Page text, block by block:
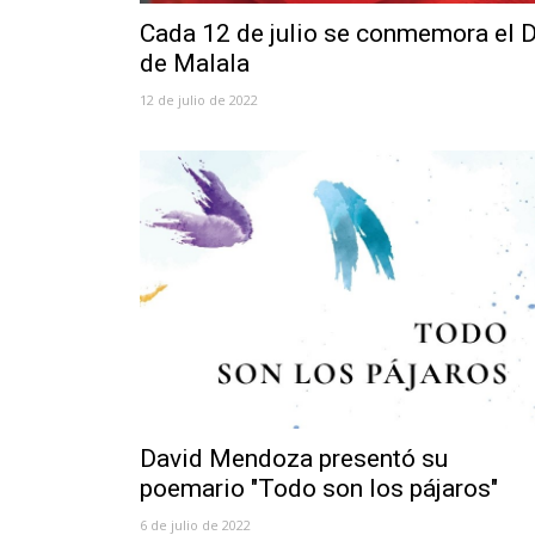
Cada 12 de julio se conmemora el
de Malala
12 de julio de 2022
David Mendoza presentó su
poemario "Todo son los pájaros"
6 de julio de 2022